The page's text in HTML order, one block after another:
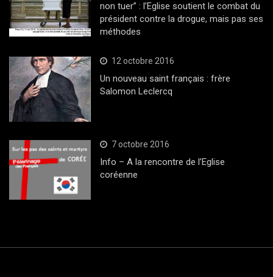
non tuer” : l’Eglise soutient le combat du
président contre la drogue, mais pas ses
méthodes
12 octobre 2016
Un nouveau saint français : frère
Salomon Leclercq
7 octobre 2016
Info – A la rencontre de l’Eglise
coréenne